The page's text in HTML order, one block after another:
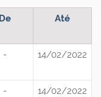
De Até
- 14/02/2022
- 14/02/2022